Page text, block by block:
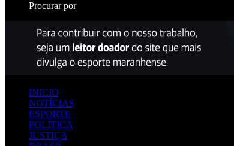
Procurar por
INICIO
NOTÍCIAS
ESPORTE
POLÍTICA
JUSTIÇA